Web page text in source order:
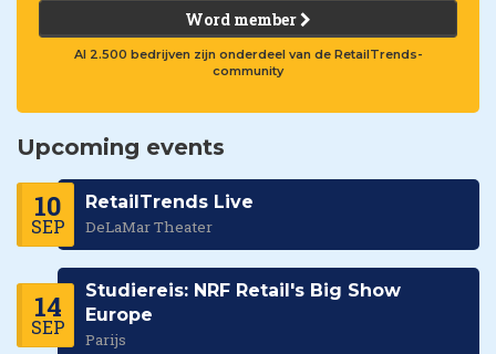
Word member
Al 2.500 bedrijven zijn onderdeel van de RetailTrends-
community
Upcoming events
10
SEP
RetailTrends Live
DeLaMar Theater
14
SEP
Studiereis: NRF Retail's Big Show
Europe
Parijs